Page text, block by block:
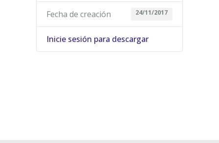
Fecha de creación 24/11/2017
Inicie sesión para descargar